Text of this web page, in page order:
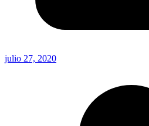
julio 27, 2020